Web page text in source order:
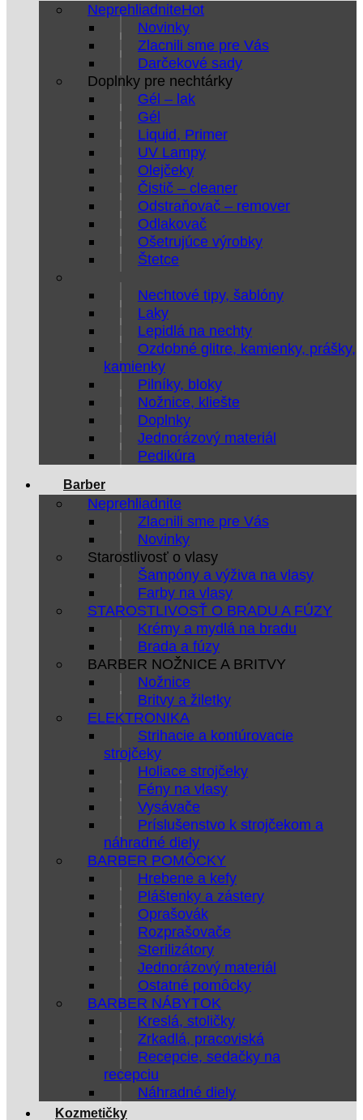
Neprehliadnite
Novinky
Zlacnili sme pre Vás
Darčekové sady
Doplnky pre nechtárky
Gél – lak
Gél
Liquid, Primer
UV Lampy
Olejčeky
Čistič – cleaner
Odstraňovač – remover
Odlakovač
Ošetrujúce výrobky
Štetce
Nechtové tipy, šablóny
Laky
Lepidlá na nechty
Ozdobné glitre, kamienky, prášky,
kamienky
Pilníky, bloky
Nožnice, kliešte
Doplnky
Jednorázový materiál
Pedikúra
Barber
Neprehliadnite
Zlacnili sme pre Vás
Novinky
Starostlivosť o vlasy
Šampóny a výživa na vlasy
Farby na vlasy
STAROSTLIVOSŤ O BRADU A FÚZY
Krémy a mydlá na bradu
Brada a fúzy
BARBER NOŽNICE A BRITVY
Nožnice
Britvy a žiletky
ELEKTRONIKA
Strihacie a kontúrovacie
strojčeky
Holiace strojčeky
Fény na vlasy
Vysávače
Príslušenstvo k strojčekom a
náhradné diely
BARBER POMÔCKY
Hrebene a kefy
Pláštenky a zástery
Oprašovák
Rozprašovače
Sterilizátory
Jednorázový materiál
Ostatné pomôcky
BARBER NÁBYTOK
Kreslá, stoličky
Zrkadlá, pracoviská
Recepcie, sedačky na
recepciu
Náhradné diely
Kozmetičky